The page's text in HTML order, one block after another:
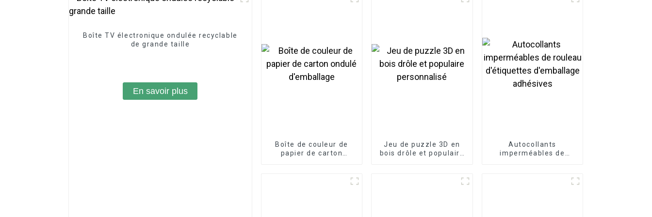
Boîte TV électronique ondulée recyclable
de grande taille
En savoir plus
Boîte de couleur de
papier de carton
Jeu de puzzle 3D en
bois drôle et populaire
Autocollants
imperméables de